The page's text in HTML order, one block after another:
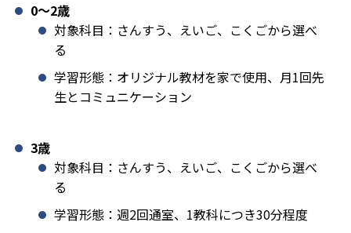
0〜2歳
対象科目：さんすう、えいご、こくごから選べ
る
学習形態：オリジナル教材を家で使用、月1回先
生とコミュニケーション
3歳
対象科目：さんすう、えいご、こくごから選べ
る
学習形態：週2回通室、1教科につき30分程度